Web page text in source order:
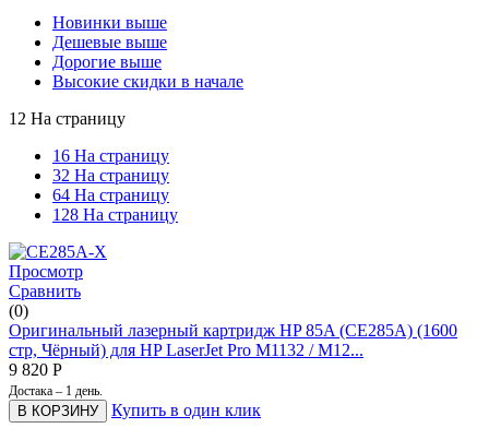
Новинки выше
Дешевые выше
Дорогие выше
Высокие скидки в начале
12 На страницу
16 На страницу
32 На страницу
64 На страницу
128 На страницу
Просмотр
Сравнить
(0)
Оригинальный лазерный картридж HP 85A (CE285A) (1600
стр, Чёрный) для HP LaserJet Pro M1132 / M12...
9 820 Р
Достака – 1 день.
В КОРЗИНУ Купить в один клик